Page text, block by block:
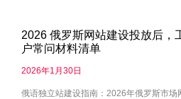
2026 俄罗斯网站建设投放后，
户常问材料清单
2026年1月30日
俄语独立站建设指南：2026年俄罗斯市场